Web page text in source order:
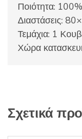
Ποιότητα:
Διαστάσεις:
Τεμάχια: 1
Χώρα
Σχετικά